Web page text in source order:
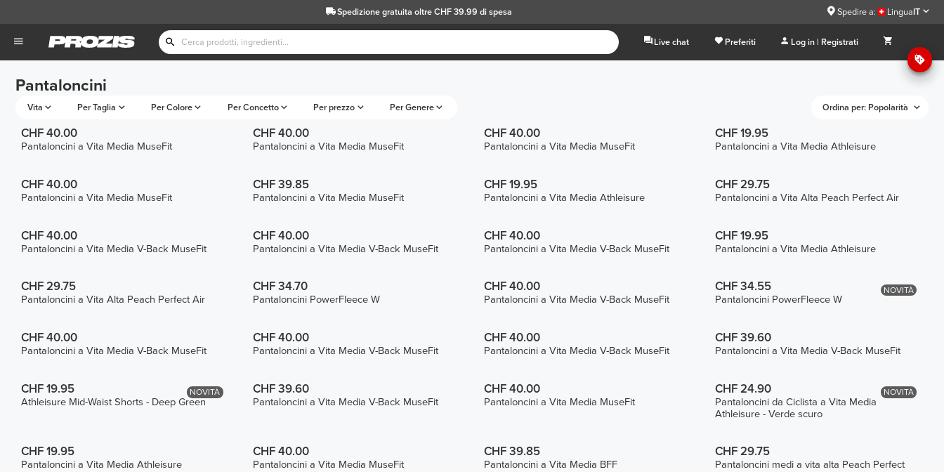
Spedizione gratuita oltre CHF 39.99 di spesa Spedire a: LinguaIT
Live chat Preferiti Log in | Registrati
Pantaloncini
Vita Per Taglia Per Colore Per Concetto Per prezzo Per Genere Ordina per: Popolarità
CHF 40.00
Pantaloncini a Vita Media MuseFit
CHF 40.00
Pantaloncini a Vita Media MuseFit
CHF 40.00
Pantaloncini a Vita Media MuseFit
CHF 19.95
Pantaloncini a Vita Media Athleisure
CHF 40.00
Pantaloncini a Vita Media MuseFit
CHF 39.85
Pantaloncini a Vita Media MuseFit
CHF 19.95
Pantaloncini a Vita Media Athleisure
CHF 29.75
Pantaloncini a Vita Alta Peach Perfect Air
CHF 40.00
Pantaloncini a Vita Media V-Back MuseFit
CHF 40.00
Pantaloncini a Vita Media V-Back MuseFit
CHF 40.00
Pantaloncini a Vita Media V-Back MuseFit
CHF 19.95
Pantaloncini a Vita Media Athleisure
CHF 29.75
Pantaloncini a Vita Alta Peach Perfect Air
CHF 34.70
Pantaloncini PowerFleece W
CHF 40.00
Pantaloncini a Vita Media V-Back MuseFit
NOVITÀ
CHF 34.55
Pantaloncini PowerFleece W
CHF 40.00
Pantaloncini a Vita Media V-Back MuseFit
CHF 40.00
Pantaloncini a Vita Media V-Back MuseFit
CHF 40.00
Pantaloncini a Vita Media V-Back MuseFit
CHF 39.60
Pantaloncini a Vita Media V-Back MuseFit
NOVITÀ
CHF 19.95
Athleisure Mid-Waist Shorts - Deep Green
CHF 39.60
Pantaloncini a Vita Media V-Back MuseFit
CHF 40.00
Pantaloncini a Vita Media MuseFit
NOVITÀ
CHF 24.90
Pantaloncini da Ciclista a Vita Media
Athleisure - Verde scuro
CHF 19.95
Pantaloncini a Vita Media Athleisure
CHF 40.00
Pantaloncini a Vita Media MuseFit
CHF 39.85
Pantaloncini a Vita Media BFF
CHF 29.75
Pantaloncini medi a vita alta Peach Perfect